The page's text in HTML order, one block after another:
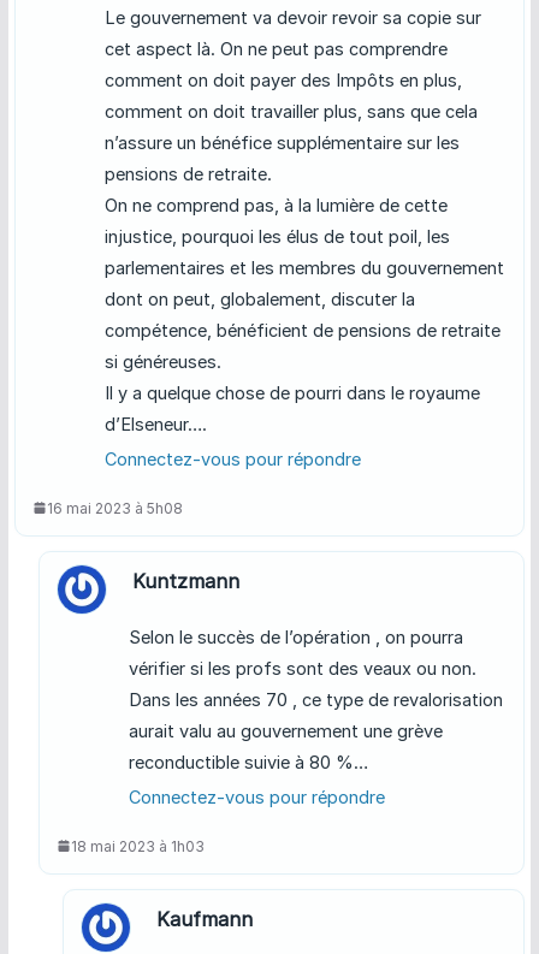
Le gouvernement va devoir revoir sa copie sur
cet aspect là. On ne peut pas comprendre
comment on doit payer des Impôts en plus,
comment on doit travailler plus, sans que cela
n’assure un bénéfice supplémentaire sur les
pensions de retraite.
On ne comprend pas, à la lumière de cette
injustice, pourquoi les élus de tout poil, les
parlementaires et les membres du gouvernement
dont on peut, globalement, discuter la
compétence, bénéficient de pensions de retraite
si généreuses.
Il y a quelque chose de pourri dans le royaume
d’Elseneur….
Connectez-vous pour répondre
16 mai 2023 à 5h08
Kuntzmann
Selon le succès de l’opération , on pourra
vérifier si les profs sont des veaux ou non.
Dans les années 70 , ce type de revalorisation
aurait valu au gouvernement une grève
reconductible suivie à 80 %…
Connectez-vous pour répondre
18 mai 2023 à 1h03
Kaufmann